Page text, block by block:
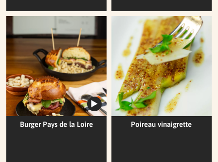
Burger Pays de la Loire Poireau vinaigrette